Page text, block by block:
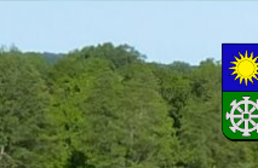
content
main
navigation
footer